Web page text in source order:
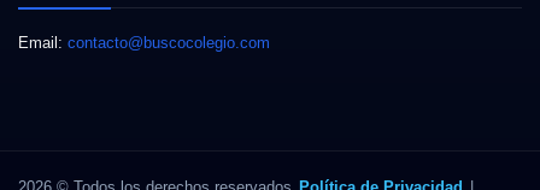
Email: contacto@buscocolegio.com